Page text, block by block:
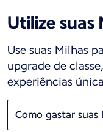
Utilize suas
Use suas Milhas
upgrade de
experiências
Como gastar suas